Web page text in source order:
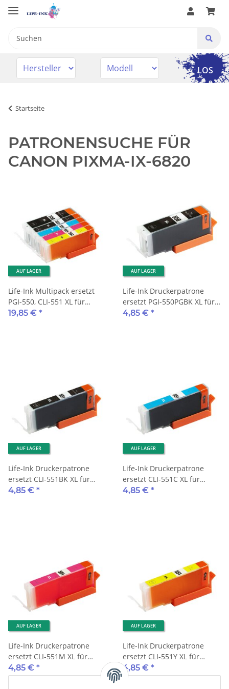
LOS
Startseite
PATRONENSUCHE FÜR
CANON PIXMA-IX-6820
AUF LAGER
Life-Ink Multipack ersetzt
PGI-550, CLI-551 XL für
Canon Drucker 5
19,85 € *
AUF LAGER
Life-Ink Druckerpatrone
ersetzt PGI-550PGBK XL für
Canon Drucker black mit
4,85 € *
AUF LAGER
Life-Ink Druckerpatrone
ersetzt CLI-551BK XL für
Canon Drucker black mit
4,85 € *
AUF LAGER
Life-Ink Druckerpatrone
ersetzt CLI-551C XL für
Canon Drucker cyan mit
4,85 € *
AUF LAGER
Life-Ink Druckerpatrone
ersetzt CLI-551M XL für
Canon Drucker magenta mit
Chip
4,85 € *
AUF LAGER
Life-Ink Druckerpatrone
ersetzt CLI-551Y XL für
Canon Drucker gelb mit
Chip
4,85 € *